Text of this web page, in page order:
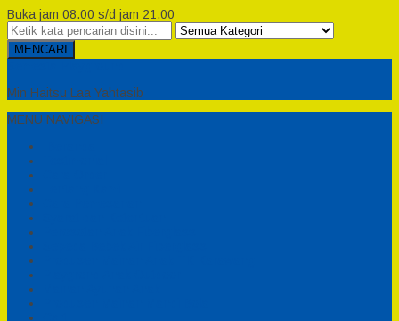
Buka jam 08.00 s/d jam 21.00
MENCARI
Min Haitsu Laa Yahtasib
MENU NAVIGASI